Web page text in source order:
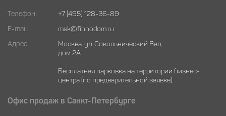
Телефон: +7 (495) 128-36-89
E-mail: msk@finnodom.ru
Адрес:
Москва, ул. Сокольнический Вал,
дом 2А
Бесплатная парковка на территории бизнес-
центра (по предварительной заявке).
Офис продаж в Санкт-Петербурге